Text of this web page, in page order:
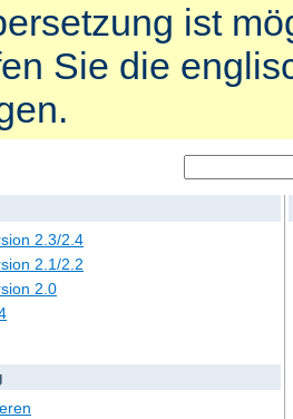
ist
Sie die
2.3/2.4
2.1/2.2
2.0